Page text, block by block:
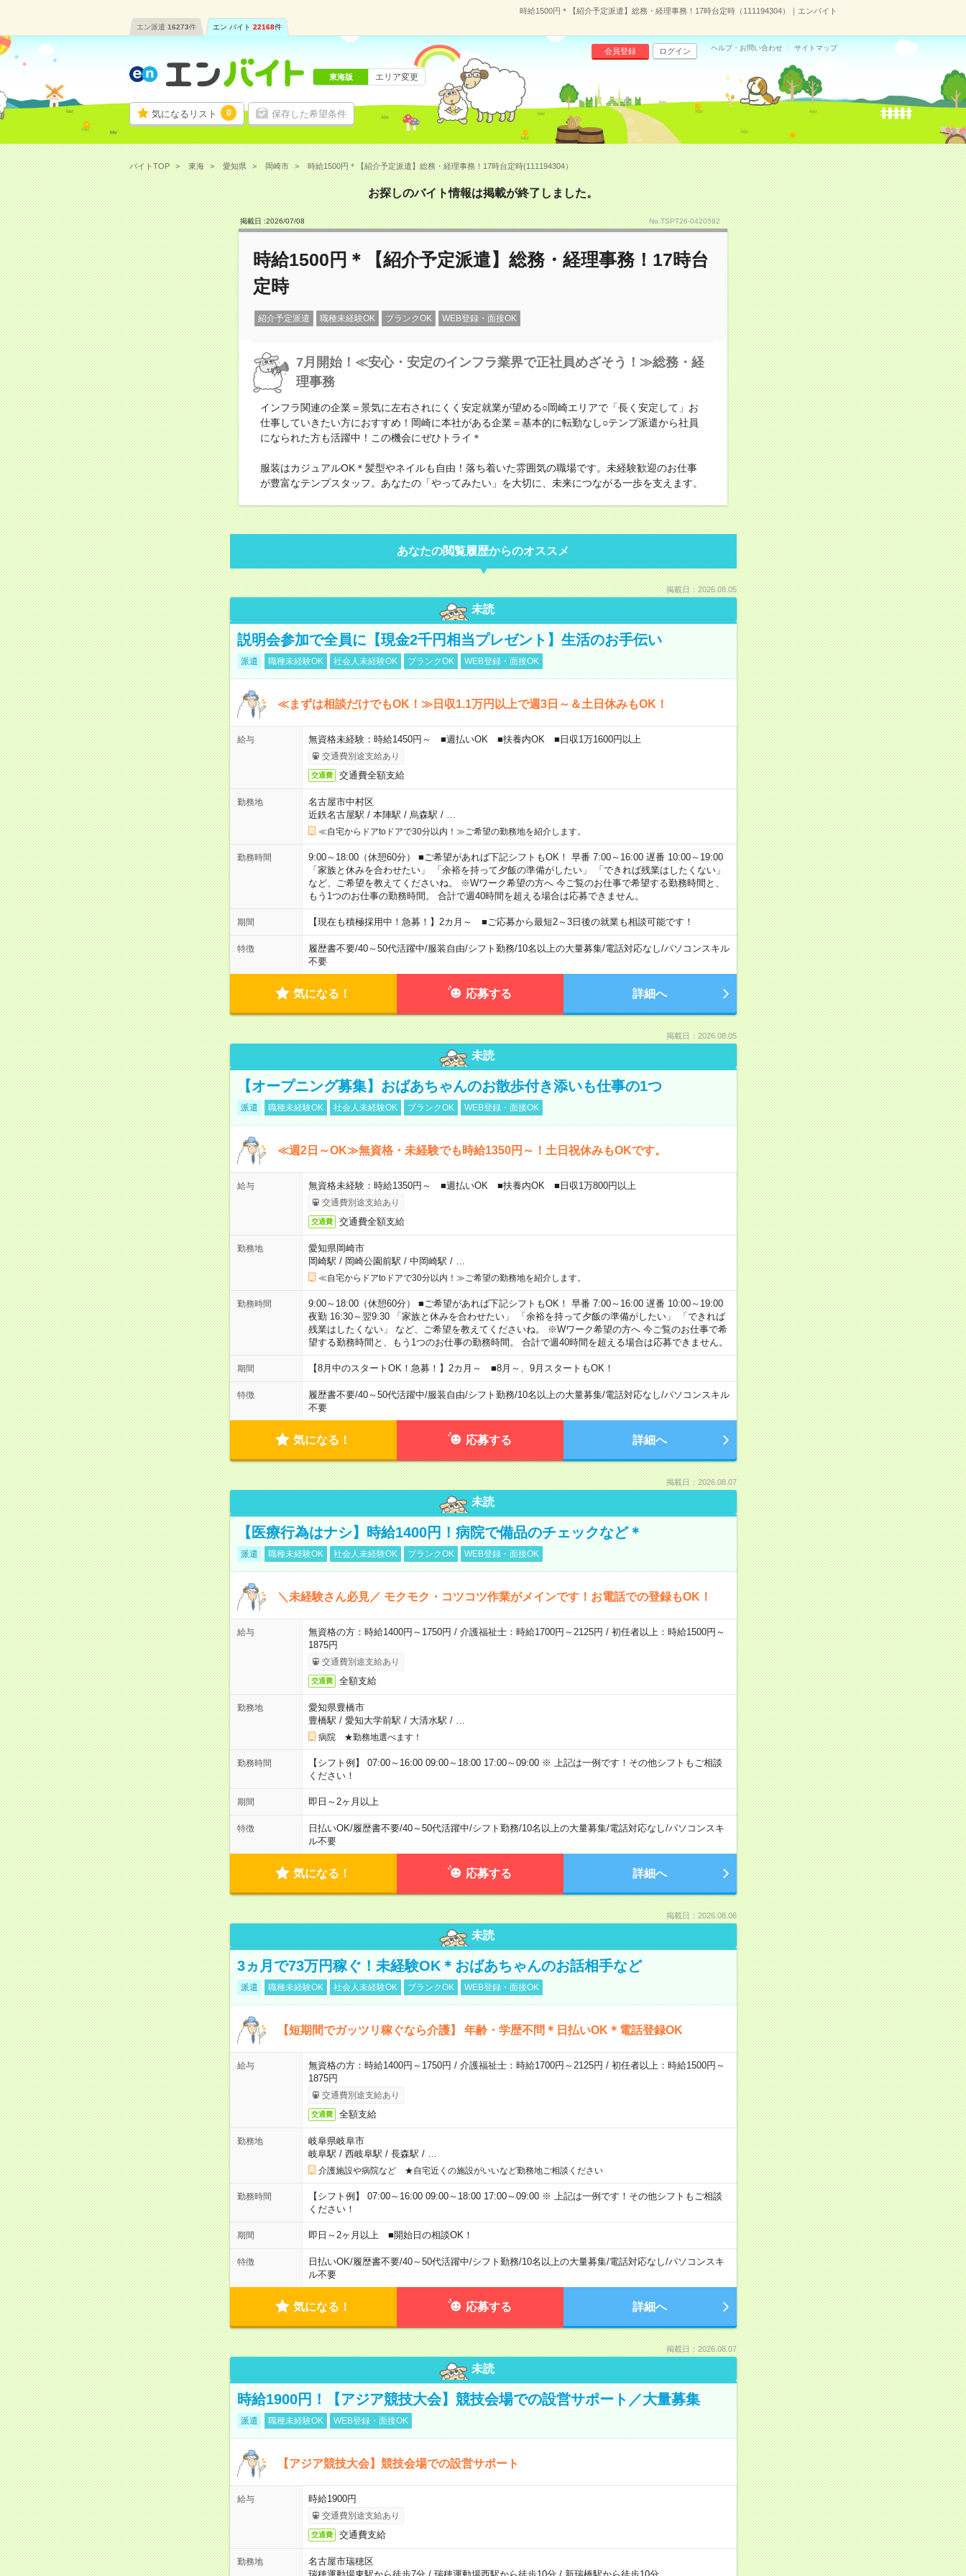
時給1500円＊【紹介予定派遣】総務・経理事務！17時台定時（111194304）｜エンバイト
エン派遣 16273件 エン バイト 22168件
気になるリスト 0 保存した希望条件
会員登録 ログイン ヘルプ・お問い合わせ サイトマップ
東海版 エリア変更
バイトTOP 東海 愛知県 岡崎市 時給1500円＊【紹介予定派遣】総務・経理事務！17時台定時(111194304）
お探しのバイト情報は掲載が終了しました。
掲載日 :2026/07/08 No.TSPT26-0420582
時給1500円＊【紹介予定派遣】総務・経理事務！17時台
定時
紹介予定派遣 職種未経験OK ブランクOK WEB登録・面接OK
7月開始！≪安心・安定のインフラ業界で正社員めざそう！≫総務・経
理事務
インフラ関連の企業＝景気に左右されにくく安定就業が望める○岡崎エリアで「長く安定して」お
仕事していきたい方におすすめ！岡崎に本社がある企業＝基本的に転勤なし○テンプ派遣から社員
になられた方も活躍中！この機会にぜひトライ＊
服装はカジュアルOK＊髪型やネイルも自由！落ち着いた雰囲気の職場です。未経験歓迎のお仕事
が豊富なテンプスタッフ。あなたの「やってみたい」を大切に、未来につながる一歩を支えます。
あなたの閲覧履歴からのオススメ
掲載日：2026.08.05
未読
説明会参加で全員に【現金2千円相当プレゼント】生活のお手伝い
派遣 職種未経験OK 社会人未経験OK ブランクOK WEB登録・面接OK
≪まずは相談だけでもOK！≫日収1.1万円以上で週3日～＆土日休みもOK！
給与 無資格未経験：時給1450円～ ■週払いOK ■扶養内OK ■日収1万1600円以上
交通費別途支給あり
交通費 交通費全額支給
勤務地
名古屋市中村区
近鉄名古屋駅 / 本陣駅 / 烏森駅 /
≪自宅からドアtoドアで30分以内！≫ご希望の勤務地を紹介します。
勤務時間
9:00～18:00（休憩60分） ■ご希望があれば下記シフトもOK！ 早番 7:00～16:00 遅番 10:00～19:00
「家族と休みを合わせたい」 「余裕を持って夕飯の準備がしたい」 「できれば残業はしたくない」
など、ご希望を教えてくださいね。 ※Wワーク希望の方へ 今ご覧のお仕事で希望する勤務時間と、
もう1つのお仕事の勤務時間。 合計で週40時間を超える場合は応募できません。
期間 【現在も積極採用中！急募！】2カ月～ ■ご応募から最短2～3日後の就業も相談可能です！
特徴 履歴書不要/40～50代活躍中/服装自由/シフト勤務/10名以上の大量募集/電話対応なし/パソコンスキル
不要
気になる！ 応募する 詳細へ
掲載日：2026.08.05
未読
【オープニング募集】おばあちゃんのお散歩付き添いも仕事の1つ
派遣 職種未経験OK 社会人未経験OK ブランクOK WEB登録・面接OK
≪週2日～OK≫無資格・未経験でも時給1350円～！土日祝休みもOKです。
給与 無資格未経験：時給1350円～ ■週払いOK ■扶養内OK ■日収1万800円以上
交通費別途支給あり
交通費 交通費全額支給
勤務地
愛知県岡崎市
岡崎駅 / 岡崎公園前駅 / 中岡崎駅 /
≪自宅からドアtoドアで30分以内！≫ご希望の勤務地を紹介します。
勤務時間
9:00～18:00（休憩60分） ■ご希望があれば下記シフトもOK！ 早番 7:00～16:00 遅番 10:00～19:00
夜勤 16:30～翌9:30 「家族と休みを合わせたい」 「余裕を持って夕飯の準備がしたい」 「できれば
残業はしたくない」 など、ご希望を教えてくださいね。 ※Wワーク希望の方へ 今ご覧のお仕事で希
望する勤務時間と、もう1つのお仕事の勤務時間。 合計で週40時間を超える場合は応募できません。
期間 【8月中のスタートOK！急募！】2カ月～ ■8月～、9月スタートもOK！
特徴 履歴書不要/40～50代活躍中/服装自由/シフト勤務/10名以上の大量募集/電話対応なし/パソコンスキル
不要
気になる！ 応募する 詳細へ
掲載日：2026.08.07
未読
【医療行為はナシ】時給1400円！病院で備品のチェックなど＊
派遣 職種未経験OK 社会人未経験OK ブランクOK WEB登録・面接OK
＼未経験さん必見／ モクモク・コツコツ作業がメインです！お電話での登録もOK！
給与
無資格の方：時給1400円～1750円 / 介護福祉士：時給1700円～2125円 / 初任者以上：時給1500円～
1875円
交通費別途支給あり
交通費 全額支給
勤務地
愛知県豊橋市
豊橋駅 / 愛知大学前駅 / 大清水駅 /
病院 ★勤務地選べます！
勤務時間
【シフト例】 07:00～16:00 09:00～18:00 17:00～09:00 ※ 上記は一例です！その他シフトもご相談
ください！
期間 即日～2ヶ月以上
特徴 日払いOK/履歴書不要/40～50代活躍中/シフト勤務/10名以上の大量募集/電話対応なし/パソコンスキ
ル不要
気になる！ 応募する 詳細へ
掲載日：2026.08.06
未読
3ヵ月で73万円稼ぐ！未経験OK＊おばあちゃんのお話相手など
派遣 職種未経験OK 社会人未経験OK ブランクOK WEB登録・面接OK
【短期間でガッツリ稼ぐなら介護】 年齢・学歴不問＊日払いOK＊電話登録OK
給与
無資格の方：時給1400円～1750円 / 介護福祉士：時給1700円～2125円 / 初任者以上：時給1500円～
1875円
交通費別途支給あり
交通費 全額支給
勤務地
岐阜県岐阜市
岐阜駅 / 西岐阜駅 / 長森駅 /
介護施設や病院など ★自宅近くの施設がいいなど勤務地ご相談ください
勤務時間
【シフト例】 07:00～16:00 09:00～18:00 17:00～09:00 ※ 上記は一例です！その他シフトもご相談
ください！
期間 即日～2ヶ月以上 ■開始日の相談OK！
特徴 日払いOK/履歴書不要/40～50代活躍中/シフト勤務/10名以上の大量募集/電話対応なし/パソコンスキ
ル不要
気になる！ 応募する 詳細へ
掲載日：2026.08.07
未読
時給1900円！【アジア競技大会】競技会場での設営サポート／大量募集
派遣 職種未経験OK WEB登録・面接OK
【アジア競技大会】競技会場での設営サポート
給与 時給1900円
交通費別途支給あり
交通費 交通費支給
勤務地
名古屋市瑞穂区